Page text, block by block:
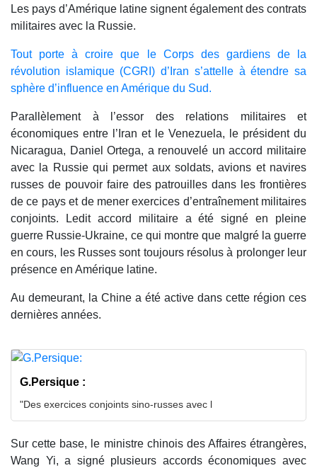
Les pays d’Amérique latine signent également des contrats
militaires avec la Russie.
Tout porte à croire que le Corps des gardiens de la
révolution islamique (CGRI) d’Iran s’attelle à étendre sa
sphère d’influence en Amérique du Sud.
Parallèlement à l’essor des relations militaires et
économiques entre l’Iran et le Venezuela, le président du
Nicaragua, Daniel Ortega, a renouvelé un accord militaire
avec la Russie qui permet aux soldats, avions et navires
russes de pouvoir faire des patrouilles dans les frontières
de ce pays et de mener exercices d’entraînement militaires
conjoints. Ledit accord militaire a été signé en pleine
guerre Russie-Ukraine, ce qui montre que malgré la guerre
en cours, les Russes sont toujours résolus à prolonger leur
présence en Amérique latine.
Au demeurant, la Chine a été active dans cette région ces
dernières années.
G.Persique :
"Des exercices conjoints sino-russes avec l
Sur cette base, le ministre chinois des Affaires étrangères,
Wang Yi, a signé plusieurs accords économiques avec